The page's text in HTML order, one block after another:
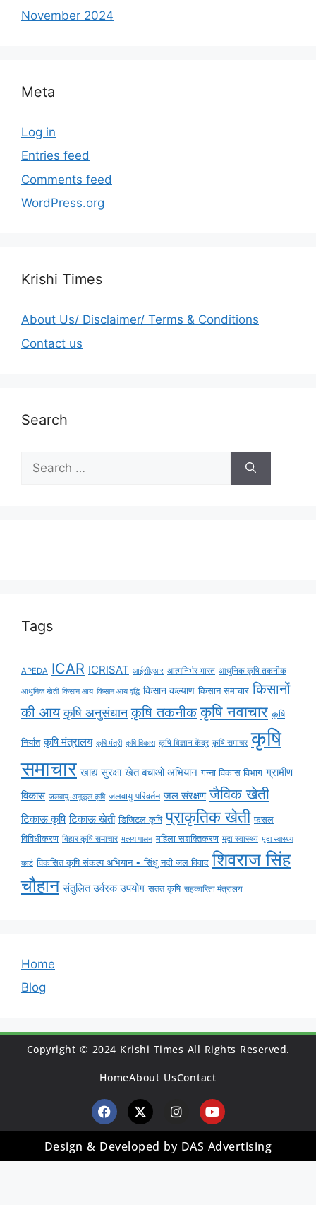
November 2024
Meta
Log in
Entries feed
Comments feed
WordPress.org
Krishi Times
About Us/ Disclaimer/ Terms & Conditions
Contact us
Search
Tags
APEDA ICAR ICRISAT आईसीएआर आत्मनिर्भर भारत आधुनिक कृषि तकनीक
आधुनिक खेती किसान आय किसान आय वृद्धि किसान कल्याण किसान समाचार किसानों
की आय कृषि अनुसंधान कृषि तकनीक कृषि नवाचार कृषि
निर्यात कृषि मंत्रालय कृषि मंत्री कृषि विकास कृषि विज्ञान केंद्र कृषि समाचर कृषि
समाचार खाद्य सुरक्षा खेत बचाओ अभियान गन्ना विकास विभाग ग्रामीण
विकास जलवायु-अनुकूल कृषि जलवायु परिवर्तन जल संरक्षण जैविक खेती
टिकाऊ कृषि टिकाऊ खेती डिजिटल कृषि प्राकृतिक खेती फसल
विविधीकरण बिहार कृषि समाचार मत्स्य पालन महिला सशक्तिकरण मृदा स्वास्थ्य मृदा स्वास्थ्य
कार्ड विकसित कृषि संकल्प अभियान • सिंधु नदी जल विवाद शिवराज सिंह
चौहान संतुलित उर्वरक उपयोग सतत कृषि सहकारिता मंत्रालय
Home
Blog
Copyright © 2024 Krishi Times All Rights Reserved.
HomeAbout UsContact
Design & Developed by DAS Advertising